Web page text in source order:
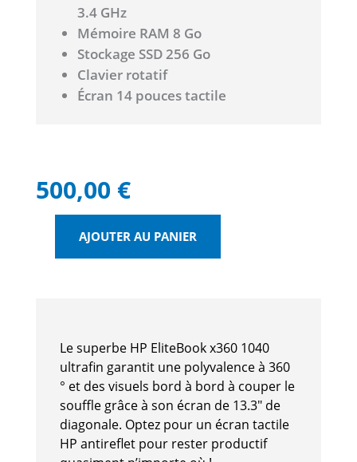
3.4 GHz
Mémoire RAM 8 Go
Stockage SSD 256 Go
Clavier rotatif
Écran 14 pouces tactile
500,00 €
QUANTITÉ
OCCASION
INTEL
AJOUTER AU PANIER
Le superbe HP EliteBook x360 1040
ultrafin garantit une polyvalence à 360
° et des visuels bord à bord à couper le
souffle grâce à son écran de 13.3″ de
diagonale. Optez pour un écran tactile
HP antireflet pour rester productif